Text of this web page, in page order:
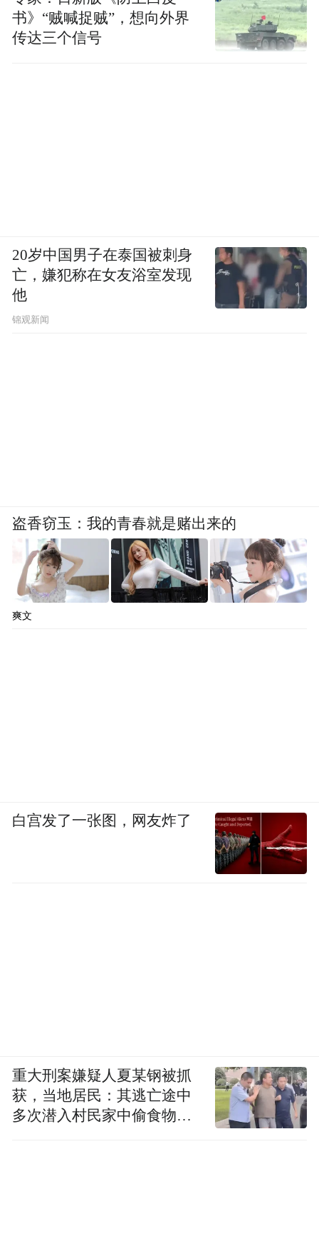
书》“贼喊捉贼”，想向外界
传达三个信号
20岁中国男子在泰国被刺身
亡，嫌犯称在女友浴室发现
他
锦观新闻
盗香窃玉：我的青春就是赌出来的
爽文
白宫发了一张图，网友炸了
重大刑案嫌疑人夏某钢被抓
获，当地居民：其逃亡途中
多次潜入村民家中偷食物被